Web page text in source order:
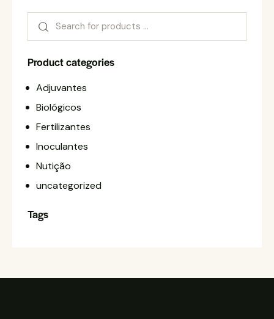
Product categories
Adjuvantes
Biológicos
Fertilizantes
Inoculantes
Nutição
uncategorized
Tags